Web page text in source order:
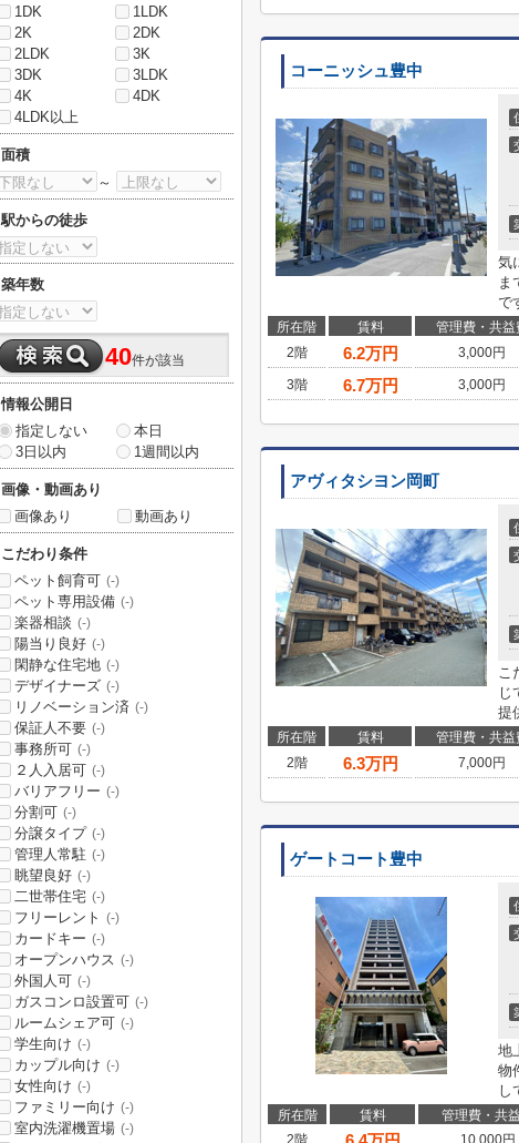
コーニッシュ豊中
気
ま
で
所在階 賃料 管理費・共益
2階
6.2万円 3,000円
3階
6.7万円 3,000円
アヴィタシヨン岡町
こ
じ
提
所在階 賃料 管理費・共益
2階
6.3万円 7,000円
ゲートコート豊中
地
物
し
所在階 賃料 管理費・共
2階
10,000円
1DK
1LDK
2K
2DK
2LDK
3K
3DK
3LDK
4K
4DK
4LDK以上
面積
～
駅からの徒歩
築年数
40件が該当
情報公開日
指定しない
本日
3日以内
1週間以内
画像・動画あり
画像あり
動画あり
こだわり条件
ペット飼育可 (-)
ペット専用設備 (-)
楽器相談 (-)
陽当り良好 (-)
閑静な住宅地 (-)
デザイナーズ (-)
リノベーション済 (-)
保証人不要 (-)
事務所可 (-)
２人入居可 (-)
バリアフリー (-)
分割可 (-)
分譲タイプ (-)
管理人常駐 (-)
眺望良好 (-)
二世帯住宅 (-)
フリーレント (-)
カードキー (-)
オープンハウス (-)
外国人可 (-)
ガスコンロ設置可 (-)
ルームシェア可 (-)
学生向け (-)
カップル向け (-)
女性向け (-)
ファミリー向け (-)
室内洗濯機置場 (-)